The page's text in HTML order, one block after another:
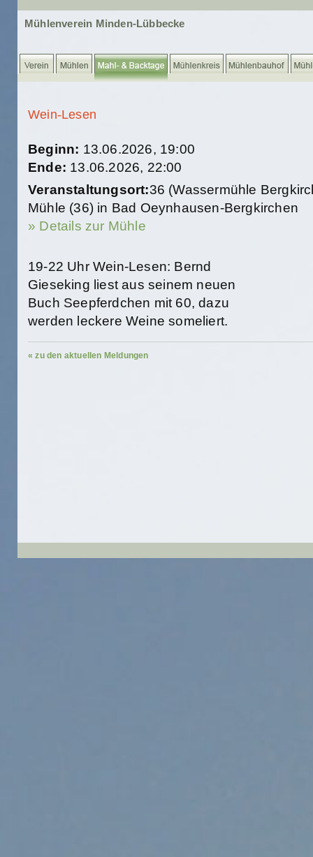
Mühlenverein Minden-Lübbecke
Wein-Lesen
Beginn: 13.06.2026, 19:00
Ende: 13.06.2026, 22:00
Veranstaltungsort:36 (Wassermühle
Mühle (36) in Bad Oeynhausen-Bergkirchen
» Details zur Mühle
19-22 Uhr Wein-Lesen: Bernd
Gieseking liest aus seinem neuen
Buch Seepferdchen mit 60, dazu
werden leckere Weine someliert.
« zu den aktuellen Meldungen